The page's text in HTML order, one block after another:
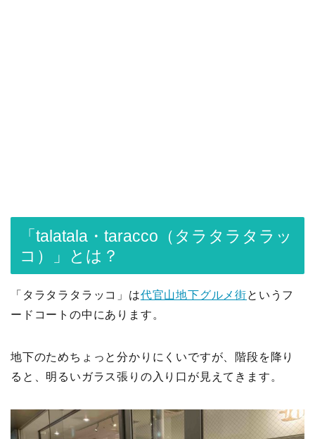
「talatala・taracco（タラタラタラッ
コ）」とは？
「タラタラタラッコ」は代官山地下グルメ街というフ
ードコートの中にあります。
地下のためちょっと分かりにくいですが、階段を降り
ると、明るいガラス張りの入り口が見えてきます。